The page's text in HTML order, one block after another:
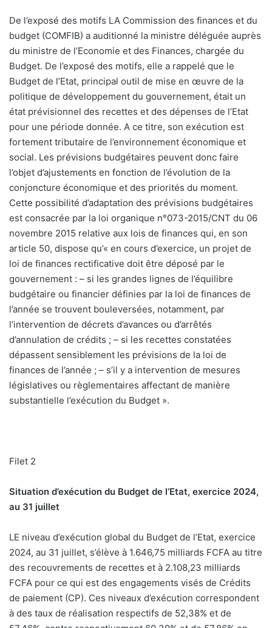
De l’exposé des motifs LA Commission des finances et du
budget (COMFIB) a auditionné la ministre déléguée auprès
du ministre de l’Economie et des Finances, chargée du
Budget. De l’exposé des motifs, elle a rappelé que le
Budget de l’Etat, principal outil de mise en œuvre de la
politique de développement du gouvernement, était un
état prévisionnel des recettes et des dépenses de l’Etat
pour une période donnée. A ce titre, son exécution est
fortement tributaire de l’environnement économique et
social. Les prévisions budgétaires peuvent donc faire
l’objet d’ajustements en fonction de l’évolution de la
conjoncture économique et des priorités du moment.
Cette possibilité d’adaptation des prévisions budgétaires
est consacrée par la loi organique n°073-2015/CNT du 06
novembre 2015 relative aux lois de finances qui, en son
article 50, dispose qu’« en cours d’exercice, un projet de
loi de finances rectificative doit être déposé par le
gouvernement : – si les grandes lignes de l’équilibre
budgétaire ou financier définies par la loi de finances de
l’année se trouvent bouleversées, notamment, par
l’intervention de décrets d’avances ou d’arrêtés
d’annulation de crédits ; – si les recettes constatées
dépassent sensiblement les prévisions de la loi de
finances de l’année ; – s’il y a intervention de mesures
législatives ou règlementaires affectant de manière
substantielle l’exécution du Budget ».
Filet 2
Situation d’exécution du Budget de l’Etat, exercice 2024,
au 31 juillet
LE niveau d’exécution global du Budget de l’Etat, exercice
2024, au 31 juillet, s’élève à 1.646,75 milliards FCFA au titre
des recouvrements de recettes et à 2.108,23 milliards
FCFA pour ce qui est des engagements visés de Crédits
de paiement (CP). Ces niveaux d’exécution correspondent
à des taux de réalisation respectifs de 52,38% et de